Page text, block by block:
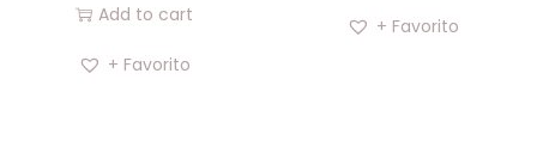
Add to cart
+ Favorito
+ Favorito